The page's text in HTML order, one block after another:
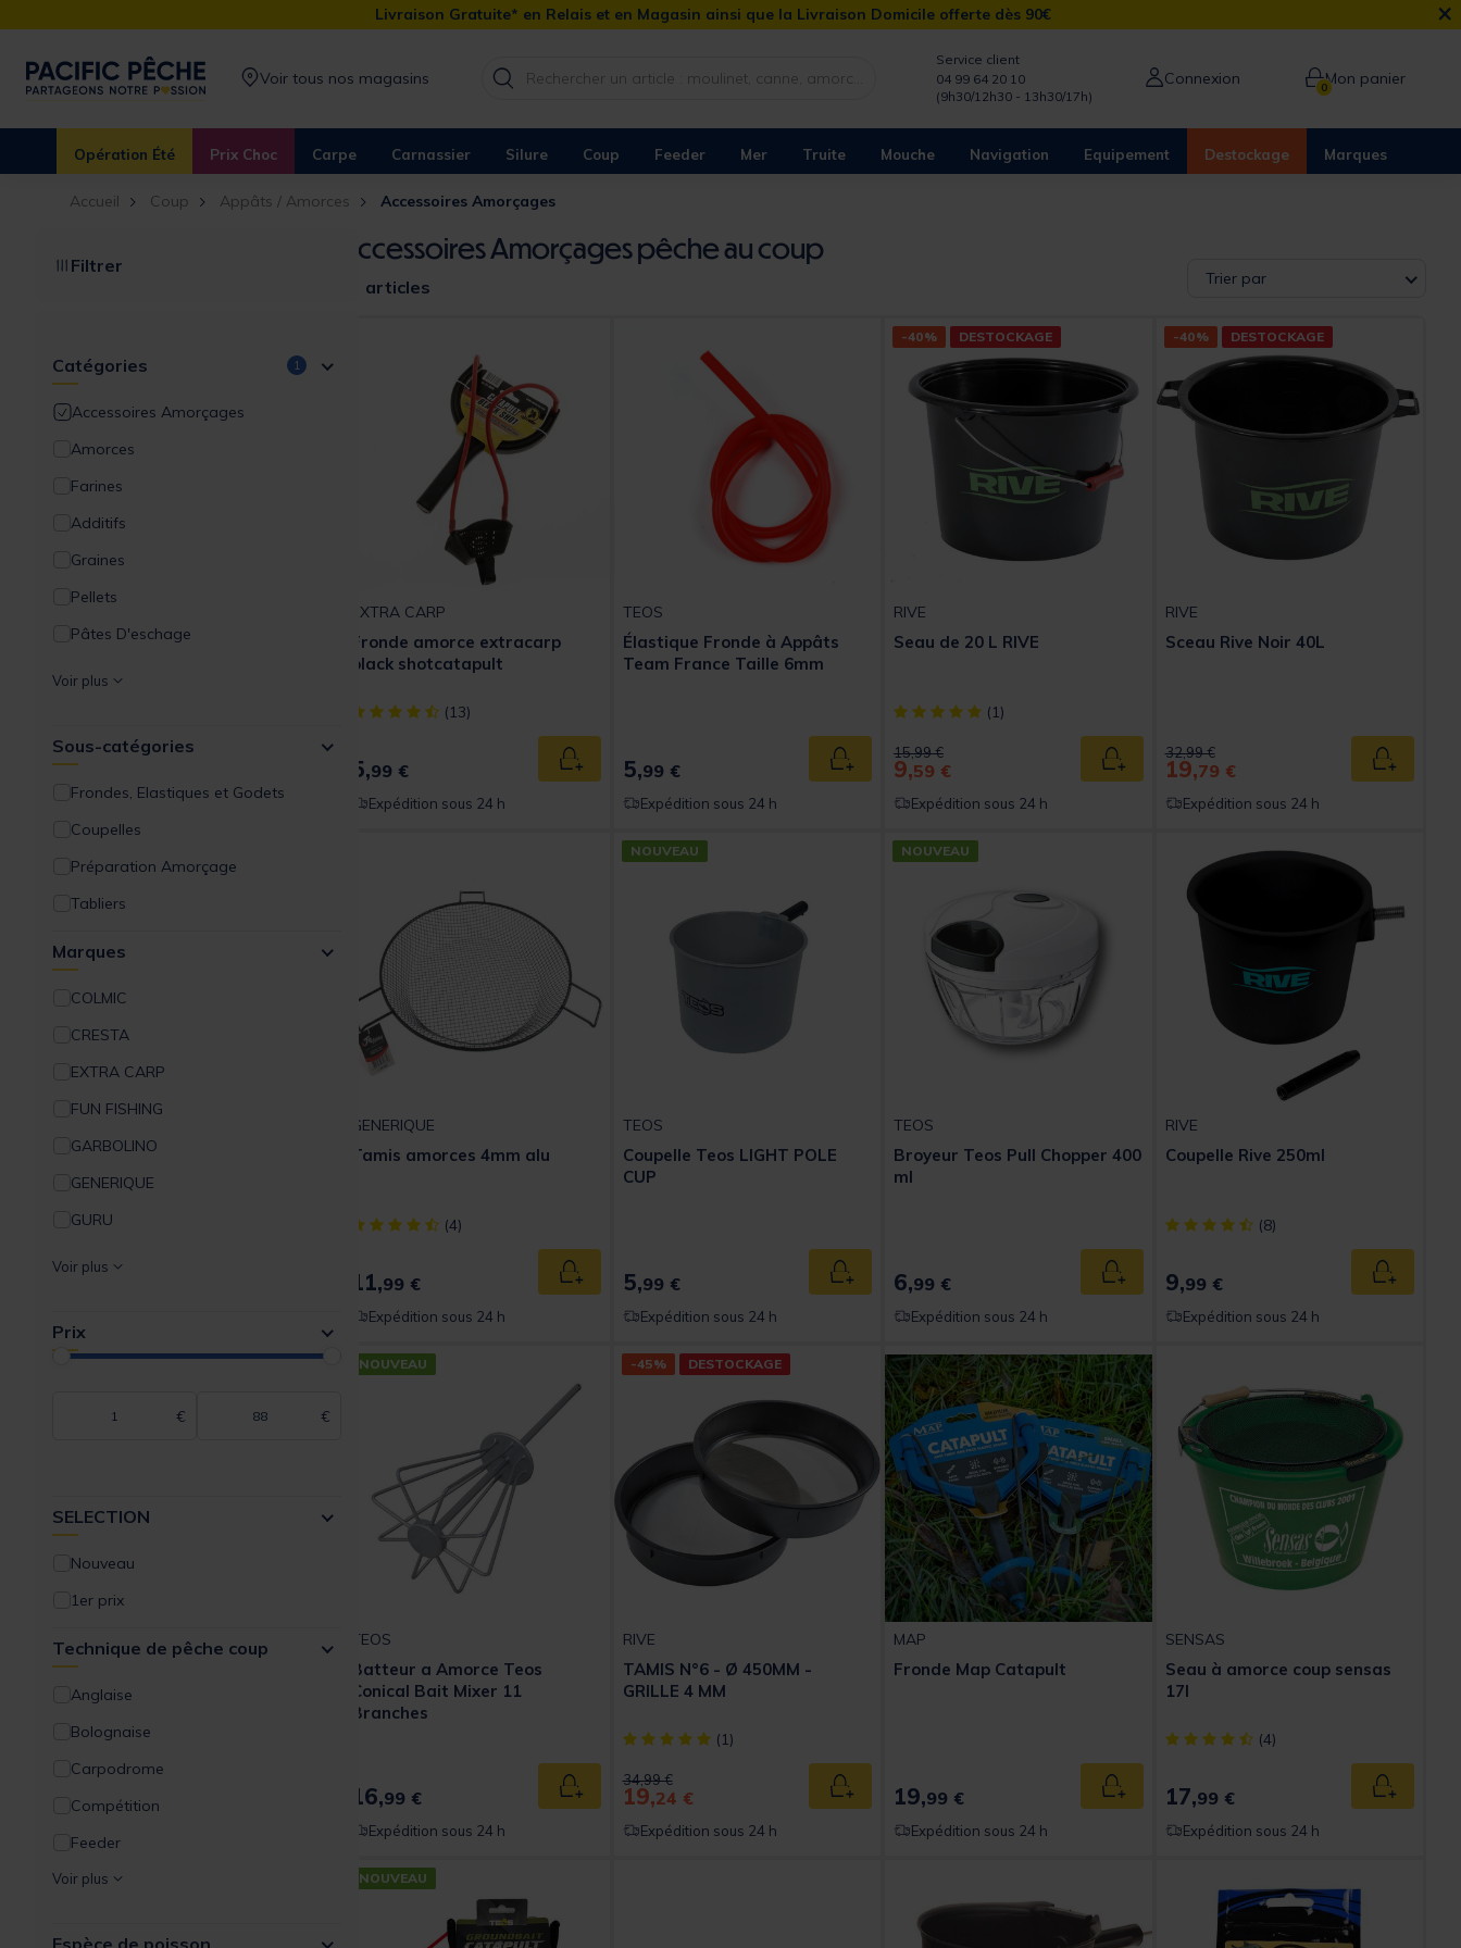
Livraison Gratuite* en Relais et en Magasin ainsi que la Livraison Domicile offerte dès 90€ ×
Voir tous nos magasins
Service client
04 99 64 20 10
(9h30/12h30 - 13h30/17h)
Connexion 0Mon panier
Opération Été Prix Choc Carpe Carnassier Silure Coup Feeder Mer Truite Mouche Navigation Equipement Destockage Marques
Accueil Coup Appâts / Amorces Accessoires Amorçages
Filtrer
Catégories 1
Accessoires Amorçages
Amorces
Farines
Additifs
Graines
Pellets
Pâtes D'eschage
Appâts artificiels
Voir plus
Sous-catégories
Frondes, Elastiques et Godets
Coupelles
Préparation Amorçage
Tabliers
Marques
COLMIC
CRESTA
EXTRA CARP
FUN FISHING
GARBOLINO
GENERIQUE
GURU
MAP
RIVE
Voir plus
Prix
€ €
SELECTION
Nouveau
1er prix
Technique de pêche coup
Anglaise
Bolognaise
Carpodrome
Compétition
Feeder
Voir plus
Accessoires Amorçages pêche au coup
83 articles Trier par
EXTRA CARP
Fronde amorce extracarp
black shotcatapult
[object Object] out of 5 Customer Rating
(13)
5,99 € Ajouter au panier
Expédition sous 24 h
TEOS
Élastique Fronde à Appâts
Team France Taille 6mm
5,99 € Ajouter au panier
Expédition sous 24 h
-40% DESTOCKAGE
RIVE
Seau de 20 L RIVE
[object Object] out of 5 Customer Rating
(1)
Price reduced from
15,99 €to
9,59 € Ajouter au panier
Expédition sous 24 h
-40% DESTOCKAGE
RIVE
Sceau Rive Noir 40L
Price reduced from
32,99 €to
19,79 € Ajouter
Expédition sous 24 h
GENERIQUE
Tamis amorces 4mm alu
[object Object] out of 5 Customer Rating
(4)
11,99 € Ajouter au panier
Expédition sous 24 h
NOUVEAU
TEOS
Coupelle Teos LIGHT POLE
CUP
5,99 € Ajouter au panier
Expédition sous 24 h
NOUVEAU
TEOS
Broyeur Teos Pull Chopper 400
ml
6,99 € Ajouter au panier
Expédition sous 24 h
RIVE
Coupelle Rive 250ml
[object Object] out of 5 Customer Rating
(8)
9,99 € Ajouter
Expédition sous 24 h
NOUVEAU
TEOS
Batteur a Amorce Teos
Conical Bait Mixer 11
Branches
16,99 € Ajouter au panier
Expédition sous 24 h
-45% DESTOCKAGE
RIVE
TAMIS N°6 - Ø 450MM -
GRILLE 4 MM
[object Object] out of 5 Customer Rating
(1)
Price reduced from
34,99 €to
19,24 € Ajouter au panier
Expédition sous 24 h
MAP
Fronde Map Catapult
19,99 € Ajouter au panier
Expédition sous 24 h
SENSAS
Seau à amorce coup sensas
17l
[object Object] out of 5 Customer Rating
(4)
17,99 € Ajouter
Expédition sous 24 h
NOUVEAU